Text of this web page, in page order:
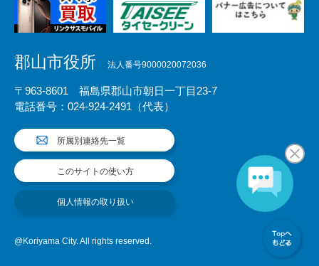
郡山市役所 法人番号9000020072036
〒963-8601 福島県郡山市朝日一丁目23-7
電話番号：024-924-2491（代表）
所属別連絡先一覧
このサイトの使い方
個人情報の取り扱い
@Koriyama City. All rights reserved.